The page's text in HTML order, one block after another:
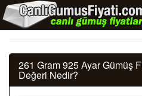
261 Gram 925 Ayar Gümüş
Değeri Nedir?